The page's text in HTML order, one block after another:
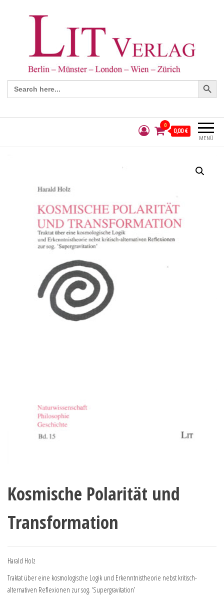
Search
for:
Search Button
MENÜ
0
0,00 €
Kosmische Polarität und
Transformation
Harald Holz
Traktat über eine kosmologische Logik und Erkenntnistheorie nebst kritisch-
alternativen Reflexionen zur sog. ‘Supergravitation’